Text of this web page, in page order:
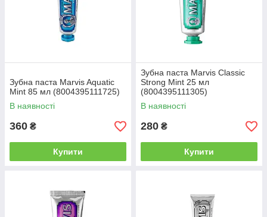
Зубна паста Marvis Aquatic
Mint 85 мл (8004395111725)
В наявності
360 ₴
Купити
Зубна паста Marvis Classic
Strong Mint 25 мл
(8004395111305)
В наявності
280 ₴
Купити